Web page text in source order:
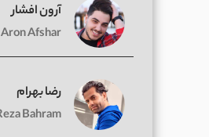
آرون افشار
Aron Afshar
رضا بهرام
Bahram